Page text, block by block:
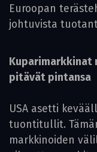
Euroopan
johtuvista
Kuparimarkkinat
pitävät pintansa
USA asetti
tuontitullit.
markkinoiden